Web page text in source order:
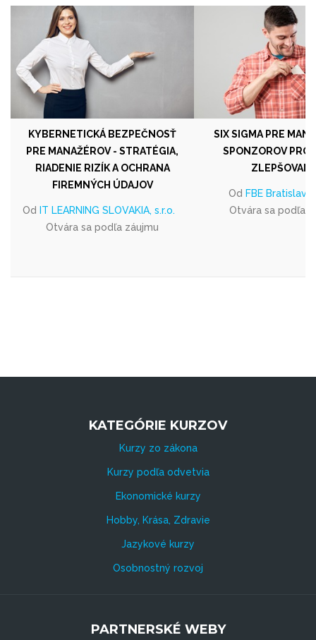
KYBERNETICKÁ BEZPEČNOSŤ
PRE MANAŽÉROV - STRATÉGIA,
RIADENIE RIZÍK A OCHRANA
FIREMNÝCH ÚDAJOV
Od IT LEARNING SLOVAKIA, s.r.o.
Otvára sa podľa záujmu
SIX SIGMA PRE
SPONZOROV
Od FBE Bratislava
Otvára sa podľa
KATEGÓRIE KURZOV
Kurzy zo zákona
Kurzy podľa odvetvia
Ekonomické kurzy
Hobby, Krása, Zdravie
Jazykové kurzy
Osobnostný rozvoj
PARTNERSKÉ WEBY